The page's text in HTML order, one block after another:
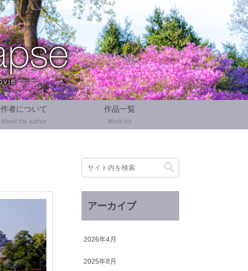
作者について
About the author
作品一覧
Work list
アーカイブ
2026年4月
2025年8月